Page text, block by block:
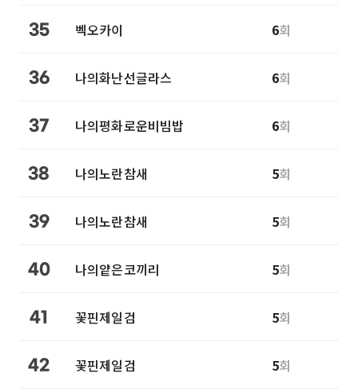
35 벡오카이 6회
36 나의화난선글라스 6회
37 나의평화로운비빔밥 6회
38 나의노란참새 5회
39 나의노란참새 5회
40 나의얕은코끼리 5회
41 꽃핀제일검 5회
42 꽃핀제일검 5회